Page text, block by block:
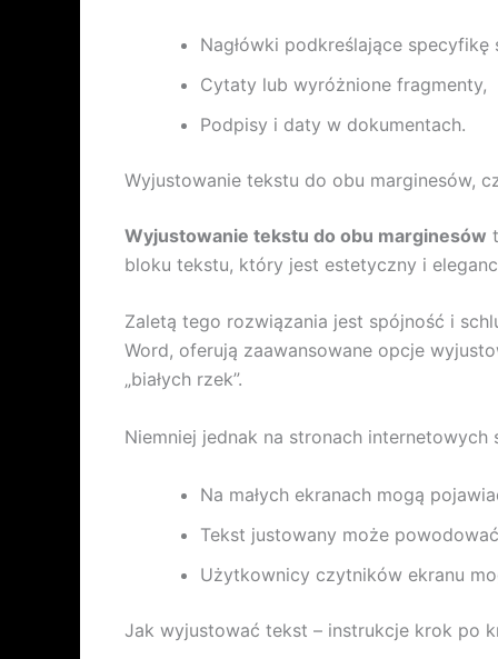
Nagłówki podkreślające specyfikę
Cytaty lub wyróżnione fragmenty,
Podpisy i daty w dokumentach.
Wyjustowanie tekstu do obu marginesów,
Wyjustowanie tekstu do obu marginesów
bloku tekstu, który jest estetyczny i
Zaletą tego rozwiązania jest spójność i
Word, oferują zaawansowane opcje
„białych rzek”.
Niemniej jednak na stronach
Na małych ekranach mogą
Tekst justowany może
Użytkownicy czytników ekranu
Jak wyjustować tekst – instrukcje krok po